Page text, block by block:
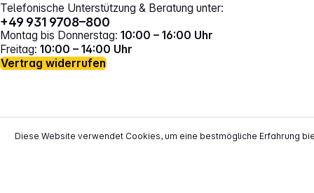
Telefonische Unterstützung & Beratung unter:
+49 931 9708–800
Montag bis Donnerstag: 10:00 – 16:00 Uhr
Freitag: 10:00 – 14:00 Uhr
Vertrag widerrufen
Diese Website verwendet Cookies, um eine bestmögliche Erfahrung